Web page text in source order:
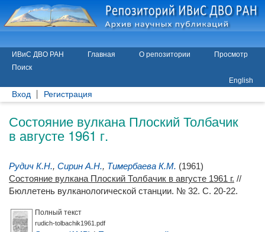
ИВиС ДВО РАН Главная О репозитории
Просмотр
Поиск
English
Вход Регистрация
Состояние вулкана Плоский Толбачик
в августе 1961 г.
Рудич К.Н., Сирин А.Н., Тимербаева К.М. (1961)
Состояние вулкана Плоский Толбачик в августе 1961 г. //
Бюллетень вулканологической станции. № 32. С. 20-22.
Полный текст
rudich-tolbachik1961.pdf